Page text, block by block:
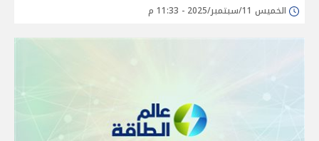
الخميس 11/سبتمبر/2025 - 11:33 م